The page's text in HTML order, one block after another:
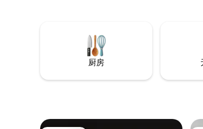
The epitome of hygge, with curated
vintage and lux details throughout.
厨房